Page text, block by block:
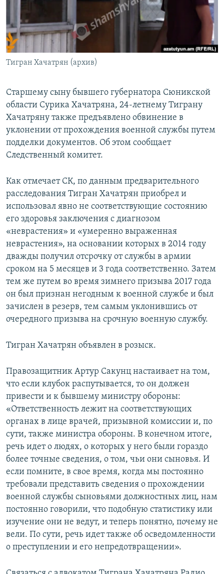
Հայերեն
English
Русский
Тигран Хачатрян (архив)
Старшему сыну бывшего губернатора Сюникской
области Сурика Хачатряна, 24-летнему Тиграну
Хачатряну также предъявлено обвинение в
уклонении от прохождения военной службы путем
подделки документов. Об этом сообщает
Следственный комитет.
Как отмечает СК, по данным предварительного
расследования Тигран Хачатрян приобрел и
использовал явно не соответствующие состоянию
его здоровья заключения с диагнозом
«неврастения» и «умеренно выраженная
неврастения», на основании которых в 2014 году
дважды получил отсрочку от службы в армии
сроком на 5 месяцев и 3 года соответственно. Затем
тем же путем во время зимнего призыва 2017 года
он был признан негодным к военной службе и был
зачислен в резерв, тем самым уклонившись от
очередного призыва на срочную военную службу.
Тигран Хачатрян объявлен в розыск.
Правозащитник Артур Сакунц настаивает на том,
что если клубок распутывается, то он должен
привести и к бывшему министру обороны:
«Ответственность лежит на соответствующих
органах в лице врачей, призывной комиссии и, по
сути, также министра обороны. В конечном итоге,
речь идет о людях, о которых у него были гораздо
более точные сведения, о том, чьи они сыновья. И
если помните, в свое время, когда мы постоянно
требовали представить сведения о прохождении
военной службы сыновьями должностных лиц, нам
постоянно говорили, что подобную статистику или
изучение они не ведут, и теперь понятно, почему не
вели. По сути, речь идет также об осведомленности
о преступлении и его непредотвращении».